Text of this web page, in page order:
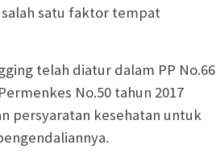
satu faktor tempat
telah diatur dalam PP No.66
No.50 tahun 2017
persyaratan kesehatan untuk